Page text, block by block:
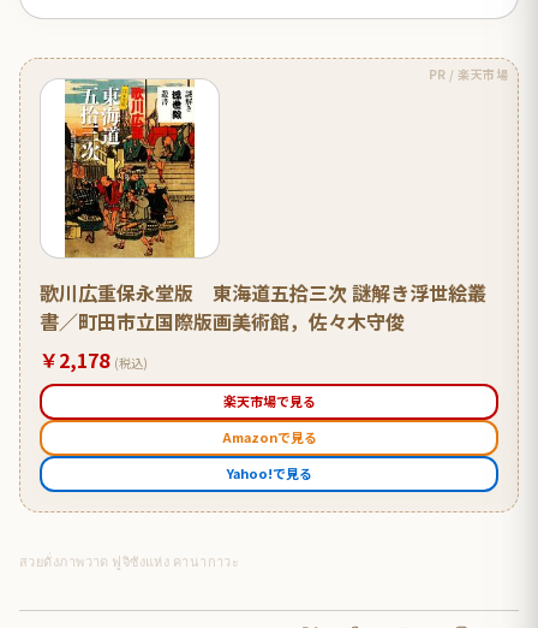
PR / 楽天市場
歌川広重保永堂版 東海道五拾三次 謎解き浮世絵叢
書／町田市立国際版画美術館，佐々木守俊
￥2,178 (税込)
楽天市場で見る
Amazonで見る
Yahoo!で見る
สวยดั่งภาพวาด ฟูจิซังแห่ง คานากาวะ